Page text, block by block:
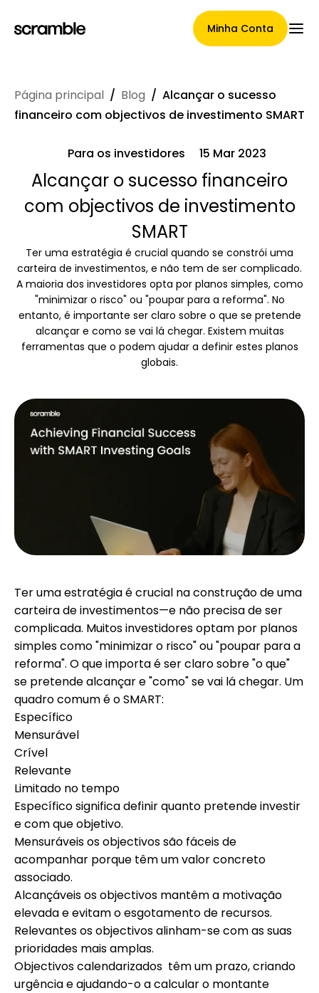
Minha Conta
Página Principal
Termos de cessão de
reclamações
Galeria de Marcas
Seleção de Marca
Calculadoras
Histórico de Rondas
Blog
Contacte-nos
Ajuda
+372 712 2955
Página principal / Blog / Alcançar o sucesso
financeiro com objectivos de investimento SMART
Para os investidores 15 Mar 2023
Alcançar o sucesso financeiro
com objectivos de investimento
SMART
Ter uma estratégia é crucial quando se constrói uma
carteira de investimentos, e não tem de ser complicado.
A maioria dos investidores opta por planos simples, como
"minimizar o risco" ou "poupar para a reforma". No
entanto, é importante ser claro sobre o que se pretende
alcançar e como se vai lá chegar. Existem muitas
ferramentas que o podem ajudar a definir estes planos
globais.
Ter uma estratégia é crucial na construção de uma
carteira de investimentos—e não precisa de ser
complicada. Muitos investidores optam por planos
simples como "minimizar o risco" ou "poupar para a
reforma". O que importa é ser claro sobre "o que"
se pretende alcançar e "como" se vai lá chegar. Um
quadro comum é oSMART:
Específico
Mensurável
Crível
Relevante
Limitado no tempo
Específicosignifica definir quanto pretende investir
e com que objetivo.
Mensuráveisos objectivos são fáceis de
acompanhar porque têm um valor concreto
associado.
Alcançáveisos objectivos mantêm a motivação
elevada e evitam o esgotamento de recursos.
Relevantesos objectivos alinham-se com as suas
prioridades mais amplas.
Objectivos calendarizados têm um prazo, criando
urgência e ajudando-o a calcular o montante